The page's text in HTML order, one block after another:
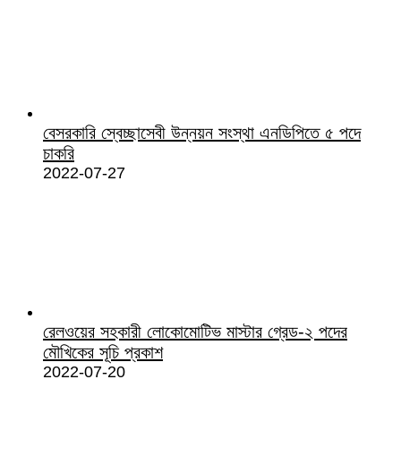
বেসরকারি স্বেচ্ছাসেবী উন্নয়ন সংস্থা এনডিপিতে ৫ পদে
চাকরি
2022-07-27
রেলওয়ের সহকারী লোকোমোটিভ মাস্টার গ্রেড-২ পদের
মৌখিকের সূচি প্রকাশ
2022-07-20